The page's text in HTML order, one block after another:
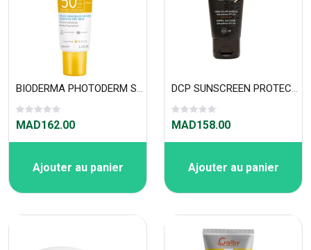
BIODERMA PHOTODERM SUN ACTIVE DEFENCE CREME SOLAIRE SPF 50 + INVISIBLE
MAD162.00
Ajouter au panier
DCP SUNSCREEN PROTECTION SOLAIRE MINERALE BEIGE NATUREL - 50 ML
MAD158.00
Ajouter au panier